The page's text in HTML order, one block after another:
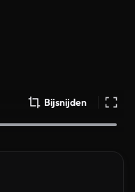
Bijsnijden